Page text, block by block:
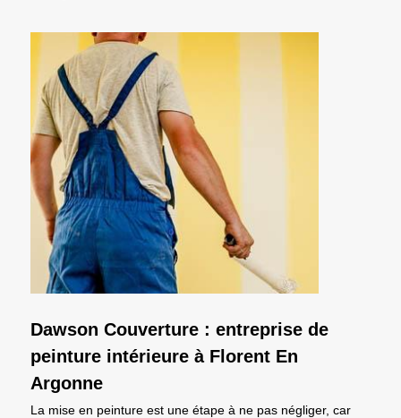
Dawson Couverture : entreprise de
peinture intérieure à Florent En
Argonne
La mise en peinture est une étape à ne pas négliger, car